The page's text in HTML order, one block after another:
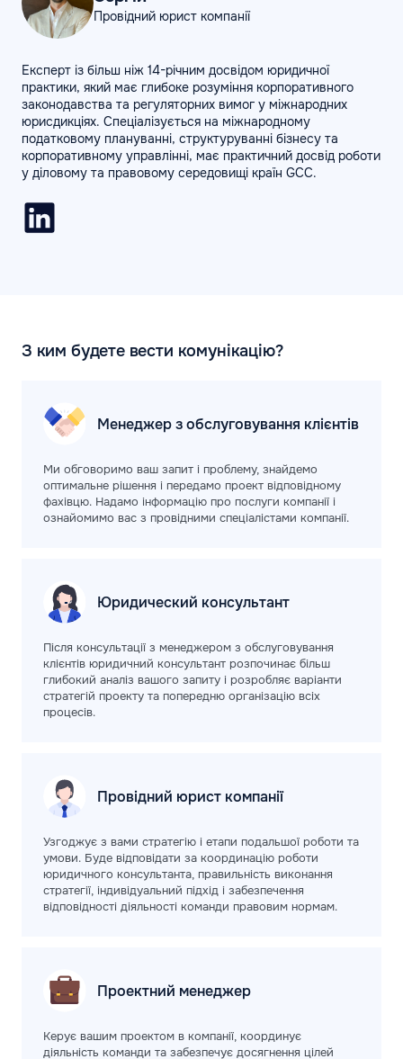
Провідний юрист компанії
Експерт із більш ніж 14-річним досвідом юридичної
практики, який має глибоке розуміння корпоративного
законодавства та регуляторних вимог у міжнародних
юрисдикціях. Спеціалізується на міжнародному
податковому плануванні, структуруванні бізнесу та
корпоративному управлінні, має практичний досвід роботи
у діловому та правовому середовищі країн GCC.
З ким будете вести комунікацію?
Менеджер з обслуговування клієнтів
Ми обговоримо ваш запит і проблему, знайдемо
оптимальне рішення і передамо проект відповідному
фахівцю. Надамо інформацію про послуги компанії і
ознайомимо вас з провідними спеціалістами компанії.
Юридический консультант
Після консультації з менеджером з обслуговування
клієнтів юридичний консультант розпочинає більш
глибокий аналіз вашого запиту і розробляє варіанти
стратегій проекту та попередню організацію всіх
процесів.
Провідний юрист компанії
Узгоджує з вами стратегію і етапи подальшої роботи та
умови. Буде відповідати за координацію роботи
юридичного консультанта, правильність виконання
стратегії, індивідуальний підхід і забезпечення
відповідності діяльності команди правовим нормам.
Проектний менеджер
Керує вашим проектом в компанії, координує
діяльність команди та забезпечує досягнення цілей